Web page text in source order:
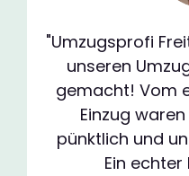
"Umzugsprofi
unseren
gemacht! Vom
Einzug
pünktlich und
Ein